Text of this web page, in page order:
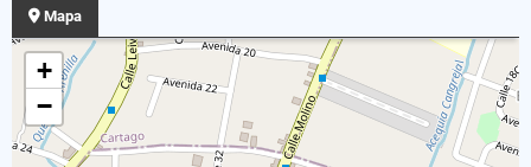
Mapa
+
−